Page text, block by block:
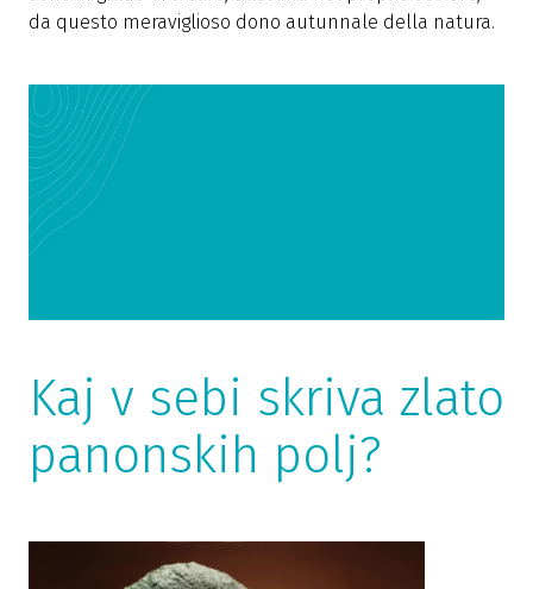
da questo meraviglioso dono autunnale della natura.
Kaj v sebi skriva zlato
panonskih polj?